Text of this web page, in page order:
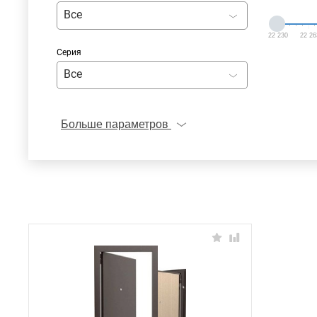
Все
Серия
Все
22 230 22
Больше параметров